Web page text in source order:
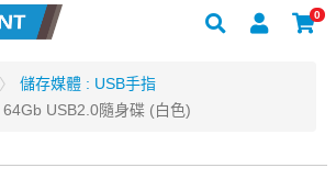
0
儲存媒體 : USB手指
64Gb USB2.0隨身碟 (白色)